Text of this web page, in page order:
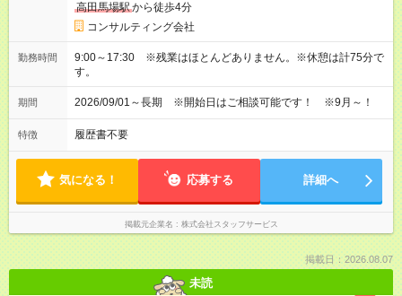
高田馬場駅から徒歩4分
コンサルティング会社
勤務時間
9:00～17:30 ※残業はほとんどありません。※休憩は計75分で
す。
期間 2026/09/01～長期 ※開始日はご相談可能です！ ※9月～！
特徴 履歴書不要
気になる！ 応募する 詳細へ
掲載元企業名 株式会社スタッフサービス
掲載日：2026.08.07
未読